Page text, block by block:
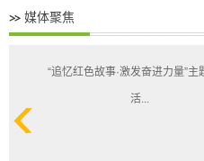
媒体聚焦
“追忆红色故事·激发奋进力量”主
活...